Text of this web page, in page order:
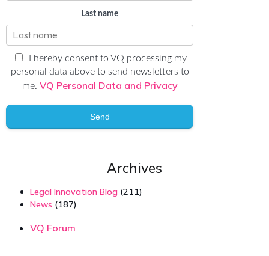
Last name
I hereby consent to VQ processing my
personal data above to send newsletters to
me. VQ Personal Data and Privacy
Send
Archives
Legal Innovation Blog (211)
News (187)
VQ Forum